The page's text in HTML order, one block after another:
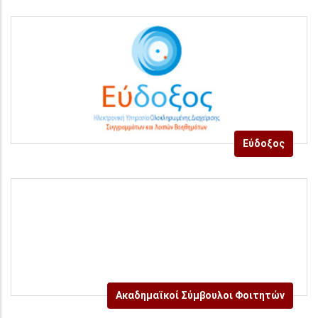
Εύδοξος
Ακαδημαϊκοί Σύμβουλοι Φοιτητών